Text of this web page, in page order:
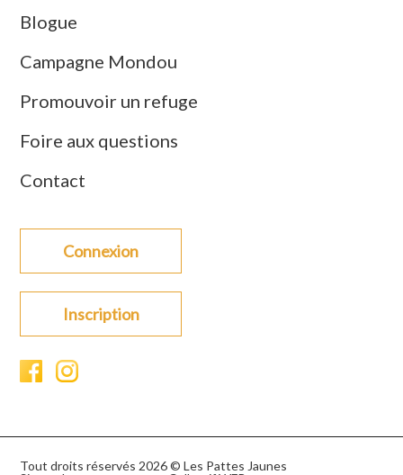
Blogue
Campagne Mondou
Promouvoir un refuge
Foire aux questions
Contact
Connexion
Inscription
Tout droits réservés 2026 © Les Pattes Jaunes